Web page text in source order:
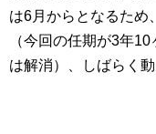
は6月からとなるため
（今回の任期が3年
は解消）、しばらく